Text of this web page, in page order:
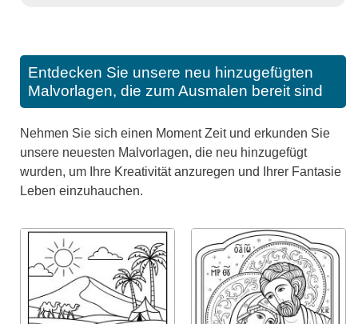
Entdecken Sie unsere neu hinzugefügten
Malvorlagen, die zum Ausmalen bereit sind
Nehmen Sie sich einen Moment Zeit und erkunden Sie
unsere neuesten Malvorlagen, die neu hinzugefügt
wurden, um Ihre Kreativität anzuregen und Ihrer Fantasie
Leben einzuhauchen.